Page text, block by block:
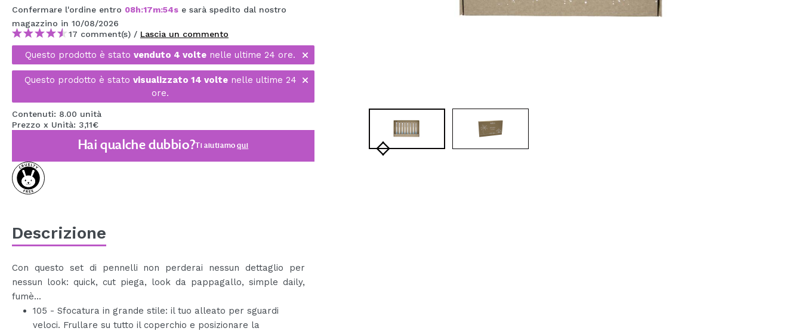
MAQUIFARMA
KOREA ZONE
TRAVEL SIZE
NATURE
SPECIALE
SONO TORNATI!
PROSSIMAMENTE
Confermare l'ordine entro 08h:17m:53se sarà spedito dal nostro
magazzino in 10/08/2026
17 comment(s) / Lascia un commento
Questo prodotto è stato venduto 4 volte nelle ultime 24 ore.
Questo prodotto è stato visualizzato 14 voltenelle ultime 24
ore.
Contenuti: 8.00 unità
Prezzo x Unità: 3,11€
Hai qualche dubbio?Ti aiutiamoqui
Descrizione
Con questo set di pennelli non perderai nessun dettaglio per
nessun look: quick, cut piega, look da pappagallo, simple daily,
fumè...
105 - Sfocatura in grande stile: il tuo alleato per sguardi
veloci. Frullare su tutto il coperchio e posizionare la